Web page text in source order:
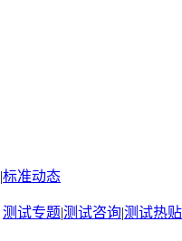
|标准动态
测试专题|测试咨询|测试热贴